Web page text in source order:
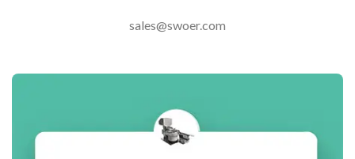
sales@swoer.com